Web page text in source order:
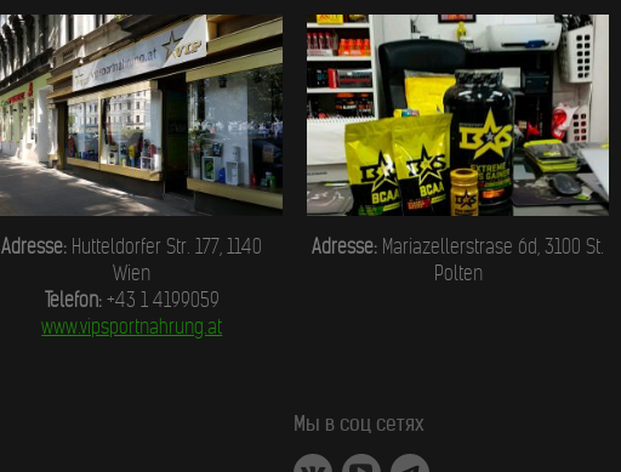
Adresse: Hutteldorfer Str. 177, 1140
Wien
Telefon:+43 1 4199059
www.vipsportnahrung.at
Adresse: Mariazellerstrase 6d, 3100 St.
Polten
Мы в соц сетях